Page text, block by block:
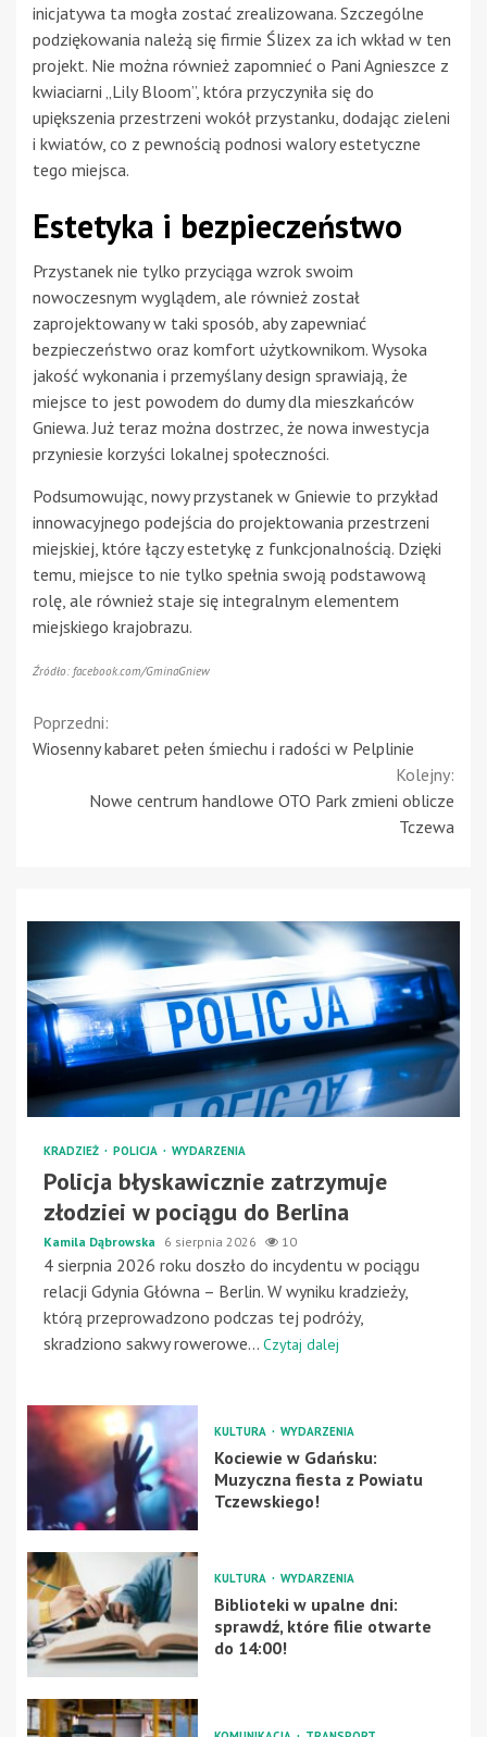
inicjatywa ta mogła zostać zrealizowana. Szczególne
podziękowania należą się firmie Ślizex za ich wkład w ten
projekt. Nie można również zapomnieć o Pani Agnieszce z
kwiaciarni „Lily Bloom”, która przyczyniła się do
upiększenia przestrzeni wokół przystanku, dodając zieleni
i kwiatów, co z pewnością podnosi walory estetyczne
tego miejsca.
Estetyka i bezpieczeństwo
Przystanek nie tylko przyciąga wzrok swoim
nowoczesnym wyglądem, ale również został
zaprojektowany w taki sposób, aby zapewniać
bezpieczeństwo oraz komfort użytkownikom. Wysoka
jakość wykonania i przemyślany design sprawiają, że
miejsce to jest powodem do dumy dla mieszkańców
Gniewa. Już teraz można dostrzec, że nowa inwestycja
przyniesie korzyści lokalnej społeczności.
Podsumowując, nowy przystanek w Gniewie to przykład
innowacyjnego podejścia do projektowania przestrzeni
miejskiej, które łączy estetykę z funkcjonalnością. Dzięki
temu, miejsce to nie tylko spełnia swoją podstawową
rolę, ale również staje się integralnym elementem
miejskiego krajobrazu.
Źródło: facebook.com/GminaGniew
Continue
Reading
Poprzedni:
Wiosenny kabaret pełen śmiechu i radości w Pelplinie
Kolejny:
Nowe centrum handlowe OTO Park zmieni oblicze
Tczewa
KRADZIEŻ POLICJA WYDARZENIA
Policja błyskawicznie zatrzymuje
złodziei w pociągu do Berlina
Kamila Dąbrowska 6 sierpnia 2026 10
4 sierpnia 2026 roku doszło do incydentu w pociągu
relacji Gdynia Główna – Berlin. W wyniku kradzieży,
którą przeprowadzono podczas tej podróży,
skradziono sakwy rowerowe... Czytaj dalej
KULTURA WYDARZENIA
Kociewie w Gdańsku:
Muzyczna fiesta z Powiatu
Tczewskiego!
KULTURA WYDARZENIA
Biblioteki w upalne dni:
sprawdź, które filie otwarte
do 14:00!